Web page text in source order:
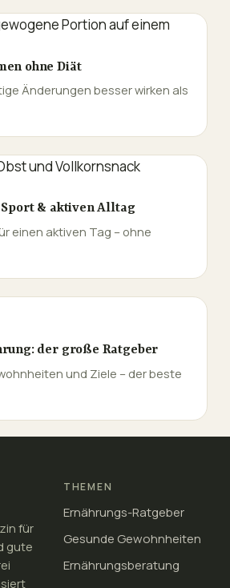
ohne Diät
Änderungen besser wirken als
& aktiven Alltag
einen aktiven Tag – ohne
der große Ratgeber
und Ziele – der beste
für
gute
THEMEN
Ernährungs-Ratgeber
Gesunde Gewohnheiten
Ernährungsberatung